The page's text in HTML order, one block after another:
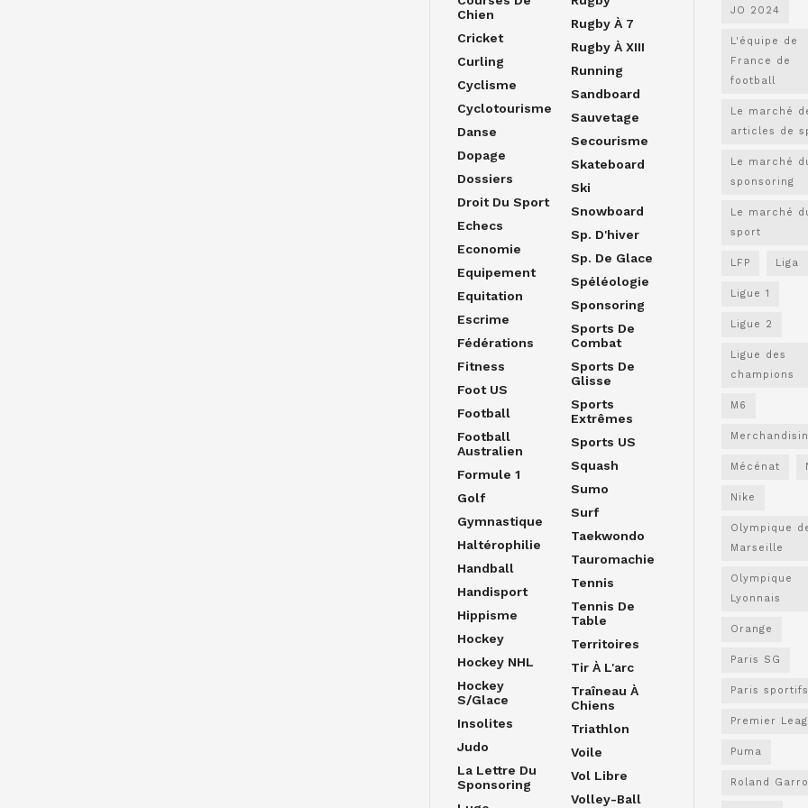
Chien
Cricket
Curling
Cyclisme
Cyclotourisme
Danse
Dopage
Dossiers
Droit Du Sport
Echecs
Economie
Equipement
Equitation
Escrime
Fédérations
Fitness
Foot US
Football
Football
Australien
Formule 1
Golf
Gymnastique
Haltérophilie
Handball
Handisport
Hippisme
Hockey
Hockey NHL
Hockey
S/glace
Insolites
Judo
La Lettre Du
Sponsoring
Rugby À 7
Rugby À XIII
Running
Sandboard
Sauvetage
Secourisme
Skateboard
Ski
Snowboard
Sp. D'hiver
Sp. De Glace
Spéléologie
Sponsoring
Sports De
Combat
Sports De
Glisse
Sports
Extrêmes
Sports US
Squash
Sumo
Surf
Taekwondo
Tauromachie
Tennis
Tennis De
Table
Territoires
Tir À L'arc
Traîneau À
Chiens
Triathlon
Voile
Vol Libre
Volley-Ball
JO 2024
L'équipe de
France de
football
Le marché
articles de
Le marché
sponsoring
Le marché
sport
LFP Liga
Ligue 1
Ligue 2
Ligue des
champions
M6
Mécénat
Nike
Olympique
Marseille
Olympique
Lyonnais
Orange
Paris SG
Paris sportifs
Premier
Puma
Roland